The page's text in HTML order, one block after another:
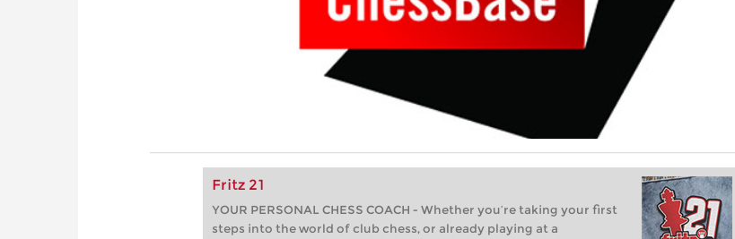
Fritz 21
YOUR PERSONAL CHESS COACH - Whether you’re taking your first
steps into the world of club chess, or already playing at a